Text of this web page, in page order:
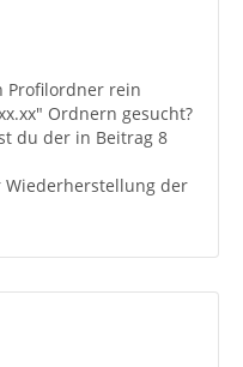
Profilordner rein
Ordnern gesucht?
du der in Beitrag 8
Wiederherstellung der